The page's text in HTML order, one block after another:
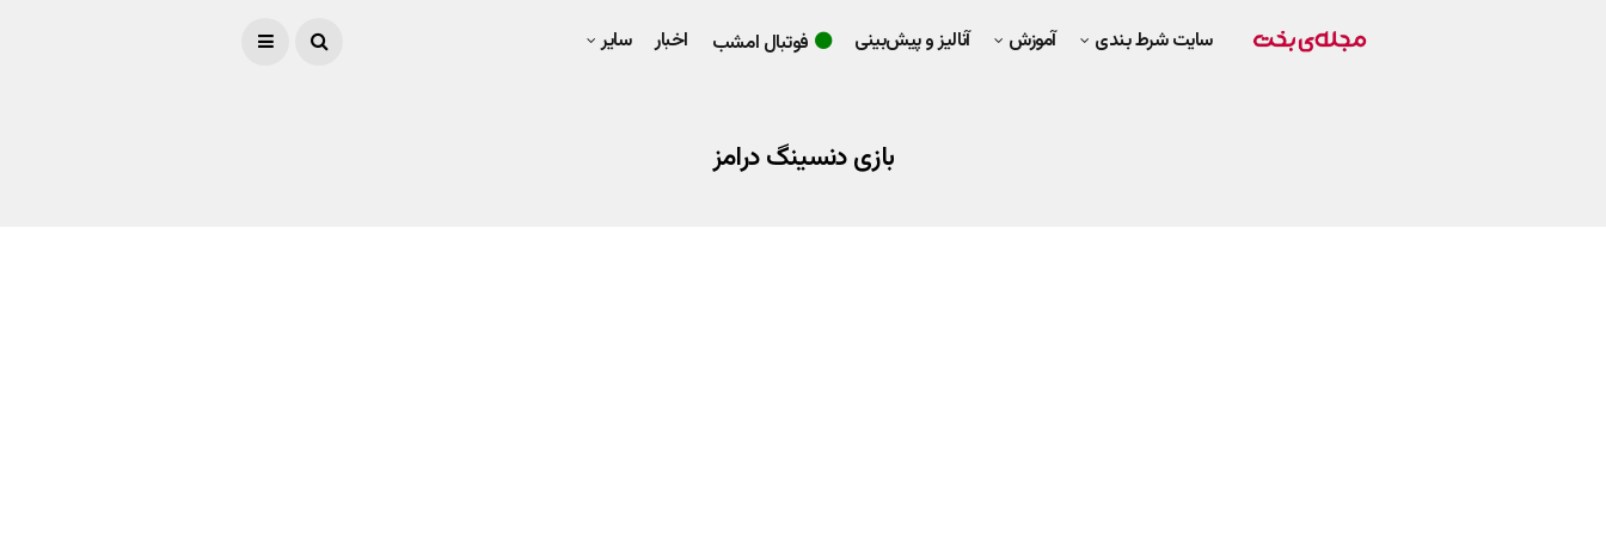
سایت شرط بندی آموزش آنالیز و پیش‌بینی فوتبال امشب اخبار سایر
بازی دنسینگ درامز